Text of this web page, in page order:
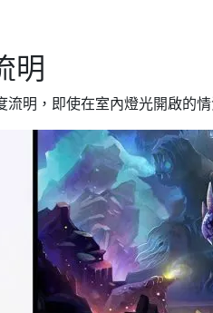
明
流明，即使在室內燈光開啟的